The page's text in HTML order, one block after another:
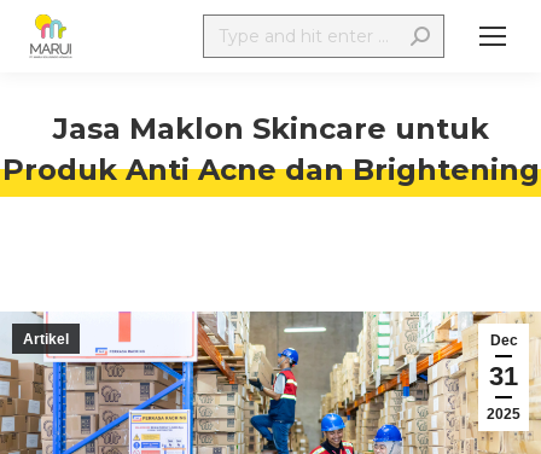
Jasa Maklon Skincare untuk
Produk Anti Acne dan Brightening
Dec
31
2025
Artikel